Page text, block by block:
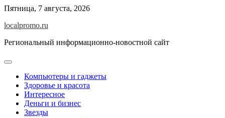
Перейти
содержимому
Пятница, 7 августа, 2026
localpromo.ru
Региональный информационно-новостной сайт
Компьютеры и гаджеты
Здоровье и красота
Интересное
Деньги и бизнес
Звезды